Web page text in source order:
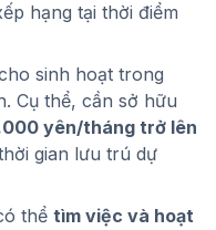
hạng tại thời điểm
sinh hoạt trong
Cụ thể, cần sở hữu
yên/tháng trở lên
gian lưu trú dự
thể tìm việc và hoạt